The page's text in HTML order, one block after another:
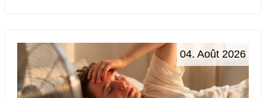
04. Août 2026